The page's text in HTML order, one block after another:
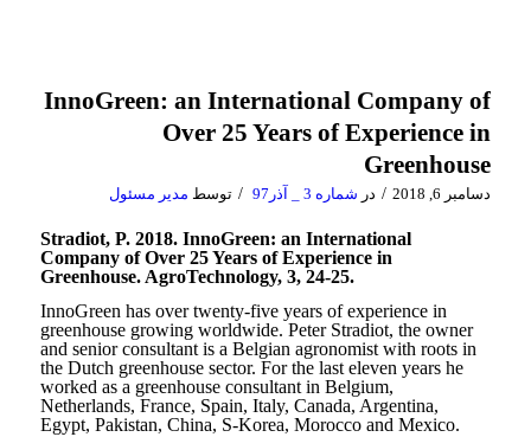
InnoGreen: an International Company of
Over 25 Years of Experience in
Greenhouse
دسامبر 6, 2018 / در شماره 3 _ آذر97 / توسط مدیر مسئول
Stradiot, P. 2018. InnoGreen: an International
Company of Over 25 Years of Experience in
Greenhouse. AgroTechnology, 3, 24-25.
InnoGreen has over twenty-five years of experience in
greenhouse growing worldwide. Peter Stradiot, the owner
and senior consultant is a Belgian agronomist with roots in
the Dutch greenhouse sector. For the last eleven years he
worked as a greenhouse consultant in Belgium,
Netherlands, France, Spain, Italy, Canada, Argentina,
Egypt, Pakistan, China, S-Korea, Morocco and Mexico.